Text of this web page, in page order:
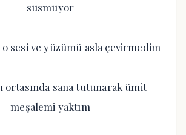
susmuyor
sesi ve yüzümü asla çevirmedim
ortasında sana tutunarak ümit
meşalemi yaktım